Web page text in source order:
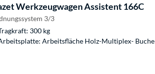
Werkzeugwagen Assistent 166C
3/3
300 kg
Arbeitsfläche Holz-Multiplex- Buche